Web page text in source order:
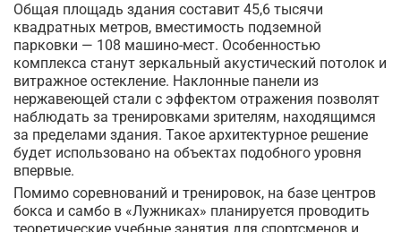
Общая площадь здания составит 45,6 тысячи
квадратных метров, вместимость подземной
парковки — 108 машино-мест. Особенностью
комплекса станут зеркальный акустический потолок и
витражное остекление. Наклонные панели из
нержавеющей стали с эффектом отражения позволят
наблюдать за тренировками зрителям, находящимся
за пределами здания. Такое архитектурное решение
будет использовано на объектах подобного уровня
впервые.
Помимо соревнований и тренировок, на базе центров
бокса и самбо в «Лужниках» планируется проводить